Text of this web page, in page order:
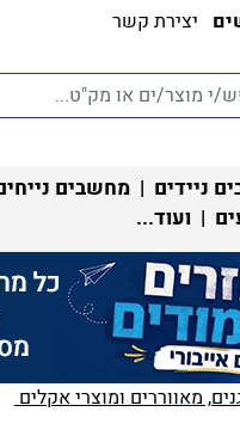
יצירת קשר
ניידים | מחשבים
| ועוד...
מאווררים ומוצרי אקלים